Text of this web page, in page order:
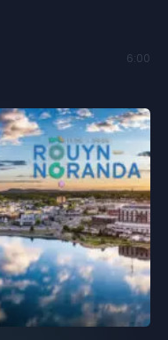
6:00